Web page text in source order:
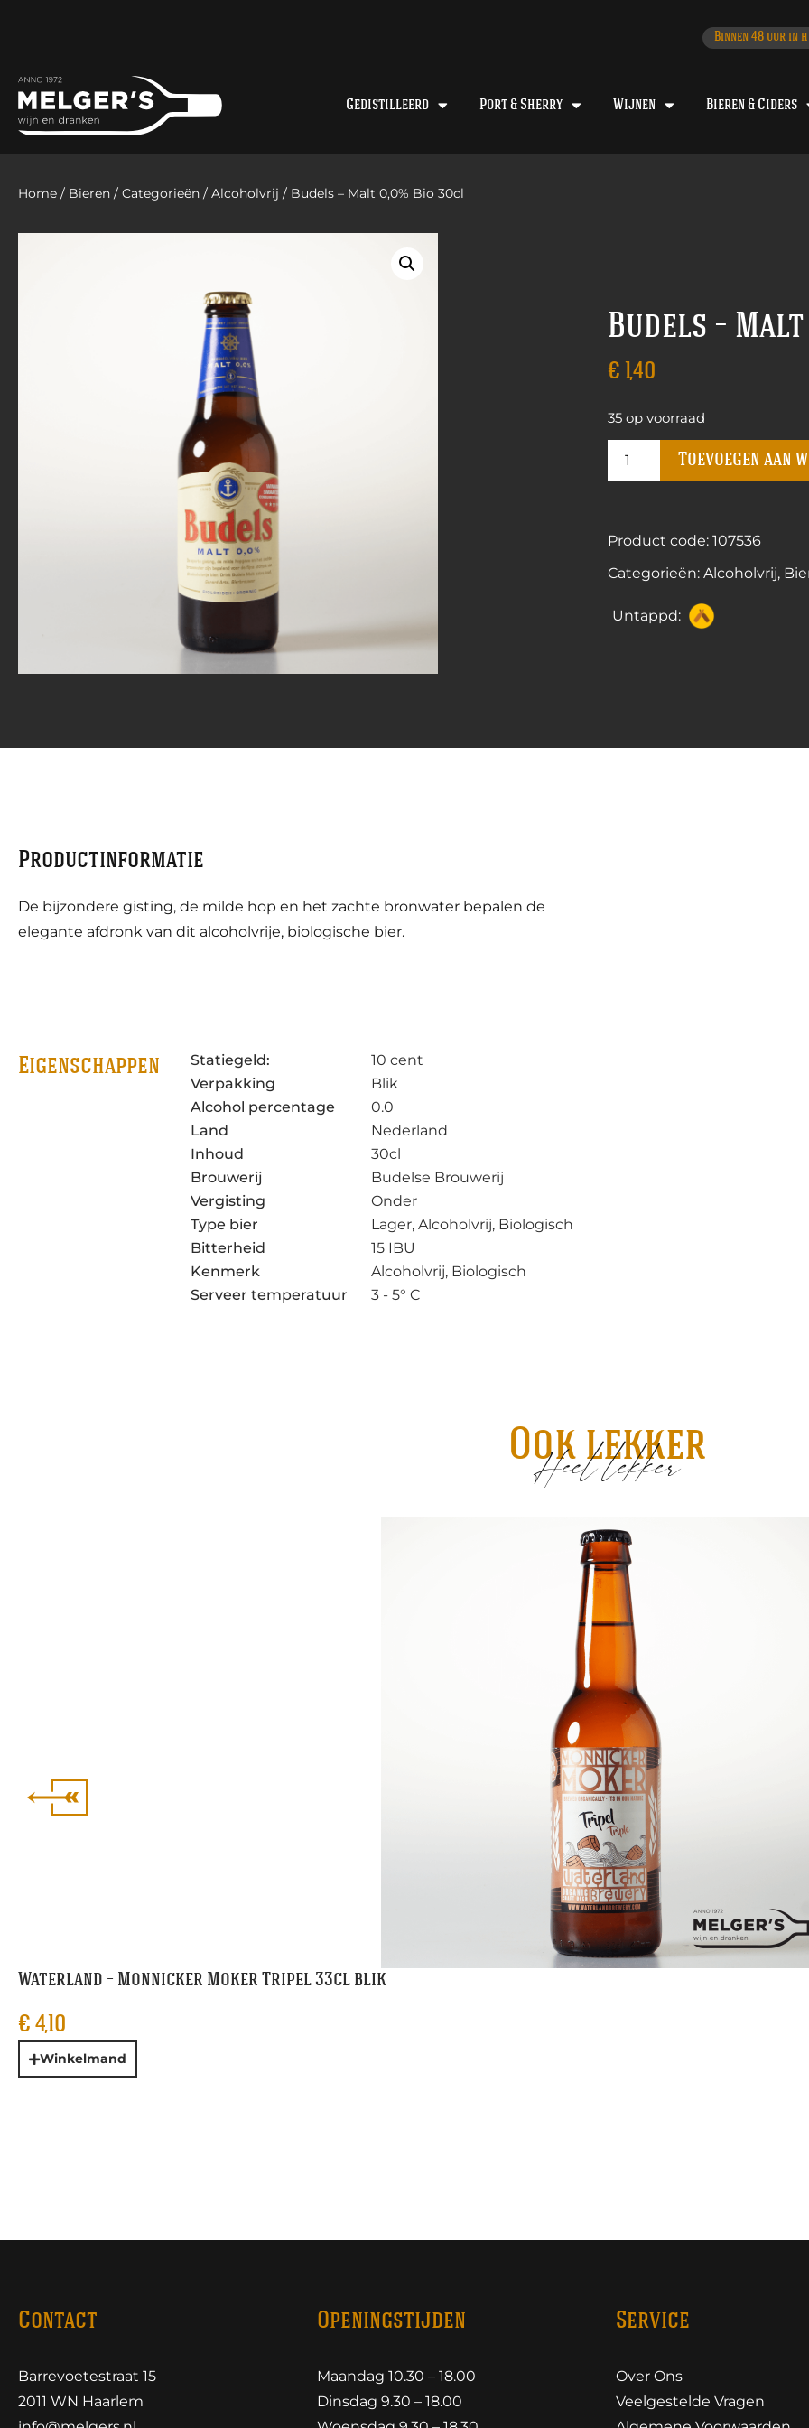
Binnen 48 uur in
Gedistilleerd Port & Sherry Wijnen Bieren & Ciders
Home / Bieren / Categorieën / Alcoholvrij / Budels – Malt 0,0% Bio 30cl
Budels –
€ 1,40
35 op voorraad
Toevoegen aan
Product code: 107536
Categorieën:Alcoholvrij,
Untappd:
Productinformatie
De bijzondere gisting, de milde hop en het zachte bronwater bepalen de
elegante afdronk van dit alcoholvrije, biologische bier.
Eigenschappen Statiegeld:
10 cent
Verpakking
Blik
Alcohol percentage
0.0
Land
Nederland
Inhoud
30cl
Brouwerij
Budelse Brouwerij
Vergisting
Onder
Type bier
Lager, Alcoholvrij, Biologisch
Bitterheid
15 IBU
Kenmerk
Alcoholvrij, Biologisch
Serveer temperatuur
3 - 5° C
Ook lekker
Heel lekker
Waterland – Monnicker Moker Tripel 33cl blik
€ 4,10
Winkelmand
Contact
Barrevoetestraat 15
2011 WN Haarlem
Openingstijden
Maandag 10.30 – 18.00
Dinsdag 9.30 – 18.00
Service
Over Ons
Veelgestelde Vragen